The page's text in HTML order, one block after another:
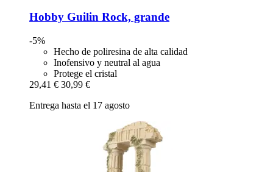
Hobby Guilin Rock, grande
-5%
Hecho de poliresina de alta calidad
Inofensivo y neutral al agua
Protege el cristal
29,41 € 30,99 €
Entrega hasta el 17 agosto